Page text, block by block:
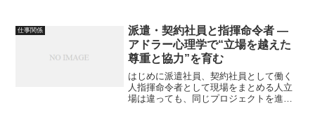
ション管理に悩んだりそんな難しさに直
面することも少なくありま...
仕事関係
派遣・契約社員と指揮命令者 ―
アドラー心理学で“立場を越えた
尊重と協力”を育む
はじめに派遣社員、契約社員として働く
人指揮命令者として現場をまとめる人立
場は違っても、同じプロジェクトを進め